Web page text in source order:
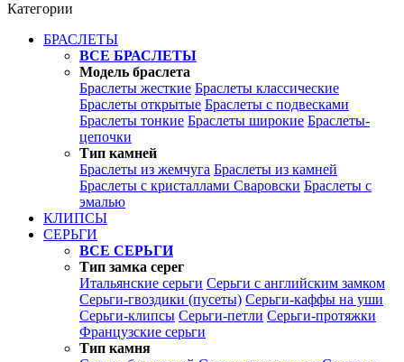
Категории
БРАСЛЕТЫ
ВСЕ БРАСЛЕТЫ
Модель браслета
Браслеты жесткие Браслеты классические
Браслеты открытые Браслеты с подвесками
Браслеты тонкие Браслеты широкие Браслеты-
цепочки
Тип камней
Браслеты из жемчуга Браслеты из камней
Браслеты с кристаллами Сваровски Браслеты с
эмалью
КЛИПСЫ
СЕРЬГИ
ВСЕ СЕРЬГИ
Тип замка серег
Итальянские серьги Серьги с английским замком
Серьги-гвоздики (пусеты) Серьги-каффы на уши
Серьги-клипсы Серьги-петли Серьги-протяжки
Французские серьги
Тип камня